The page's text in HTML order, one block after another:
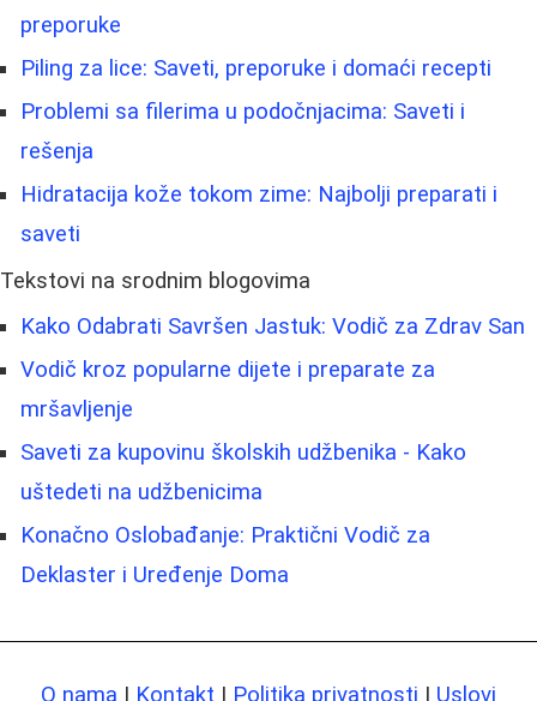
preporuke
Piling za lice: Saveti, preporuke i domaći recepti
Problemi sa filerima u podočnjacima: Saveti i
rešenja
Hidratacija kože tokom zime: Najbolji preparati i
saveti
Tekstovi na srodnim blogovima
Kako Odabrati Savršen Jastuk: Vodič za Zdrav San
Vodič kroz popularne dijete i preparate za
mršavljenje
Saveti za kupovinu školskih udžbenika - Kako
uštedeti na udžbenicima
Konačno Oslobađanje: Praktični Vodič za
Deklaster i Uređenje Doma
O nama | Kontakt | Politika privatnosti | Uslovi